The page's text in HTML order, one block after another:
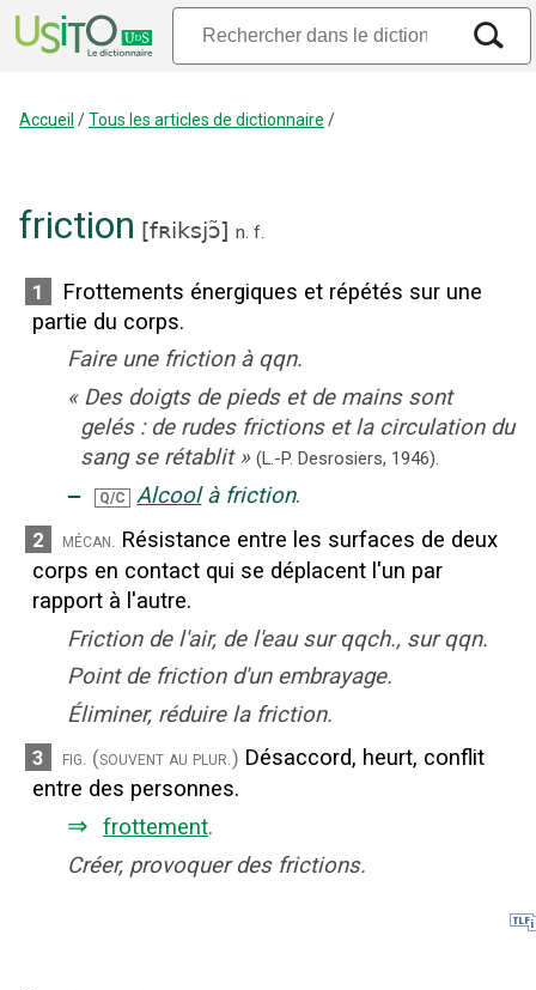
Accueil /Tous les articles de dictionnaire /
friction [fʀiksjɔ̃] n. f.
1
Frottements énergiques et répétés sur une
partie du corps.
Faire une friction à qqn.
« Des doigts de pieds et de mains sont
gelés : de rudes frictions et la circulation du
sang se rétablit » (L.-P. Desrosiers, 1946).
‒ Q/C Alcool à friction.
2 mécan. Résistance entre les surfaces de deux
corps en contact qui se déplacent l'un par
rapport à l'autre.
Friction de l'air, de l'eau sur qqch., sur qqn.
Point de friction d'un embrayage.
Éliminer, réduire la friction.
3 fig. (souvent au plur.) Désaccord, heurt, conflit
entre des personnes.
⇒ frottement.
Créer, provoquer des frictions.